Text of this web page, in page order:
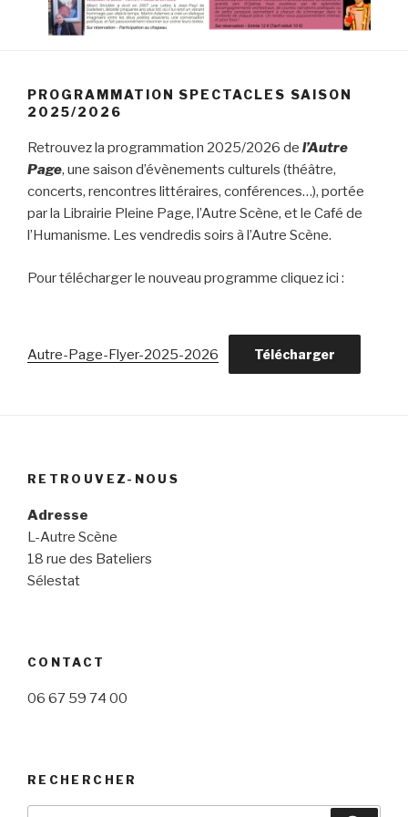
PROGRAMMATION SPECTACLES SAISON
2025/2026
Retrouvez la programmation 2025/2026 de l’Autre
Page, une saison d’évènements culturels (théâtre,
concerts, rencontres littéraires, conférences…), portée
par la Librairie Pleine Page, l’Autre Scène, et le Café de
l’Humanisme. Les vendredis soirs à l’Autre Scène.
Pour télécharger le nouveau programme cliquez ici :
Autre-Page-Flyer-2025-2026 Télécharger
RETROUVEZ-NOUS
Adresse
L-Autre Scène
18 rue des Bateliers
Sélestat
CONTACT
06 67 59 74 00
RECHERCHER